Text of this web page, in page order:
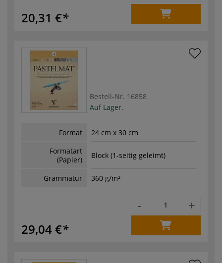
20,31 €
Bestell-Nr. 16858
Auf Lager.
Format
24 cm x 30 cm
Formatart
(Papier)
Block (1-seitig geleimt)
Grammatur 360 g/m²
29,04 €
- +